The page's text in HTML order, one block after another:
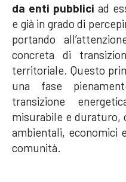
da enti pubblici ad
e già in grado di
portando
concreta di
territoriale. Questo
una fase
transizione
misurabile e duraturo,
ambientali, economici
comunità.